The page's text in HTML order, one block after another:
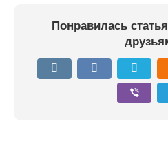
Понравилась